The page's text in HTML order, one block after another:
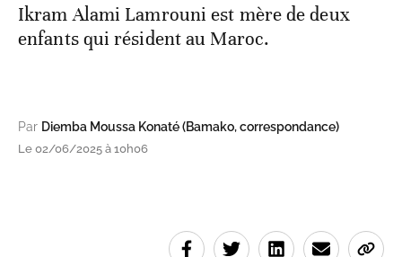
Ikram Alami Lamrouni est mère de deux
enfants qui résident au Maroc.
Par Diemba Moussa Konaté (Bamako, correspondance)
Le 02/06/2025 à 10h06